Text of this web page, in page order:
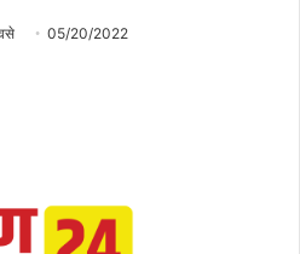
05/20/2022